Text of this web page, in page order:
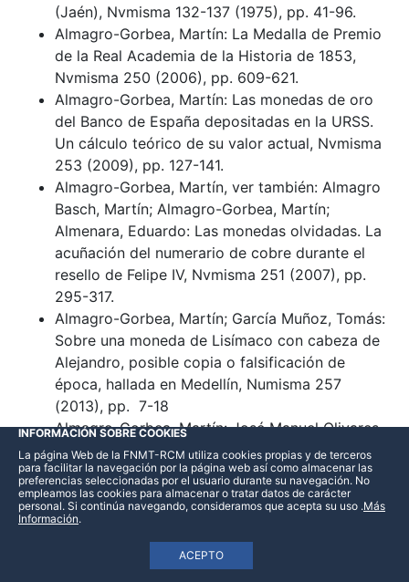
(Jaén), Nvmisma 132-137 (1975), pp. 41-96.
Almagro-Gorbea, Martín: La Medalla de Premio
de la Real Academia de la Historia de 1853,
Nvmisma 250 (2006), pp. 609-621.
Almagro-Gorbea, Martín: Las monedas de oro
del Banco de España depositadas en la URSS.
Un cálculo teórico de su valor actual, Nvmisma
253 (2009), pp. 127-141.
Almagro-Gorbea, Martín, ver también: Almagro
Basch, Martín; Almagro-Gorbea, Martín;
Almenara, Eduardo: Las monedas olvidadas. La
acuñación del numerario de cobre durante el
resello de Felipe IV, Nvmisma 251 (2007), pp.
295-317.
Almagro-Gorbea, Martín; García Muñoz, Tomás:
Sobre una moneda de Lisímaco con cabeza de
Alejandro, posible copia o falsificación de
época, hallada en Medellín, Numisma 257
(2013), pp. 7-18
Almagro-Gorbea, Martín: José Manuel Olivares
Abad, Acuñaciones a martillo de dominio
español. Milán, Nápoles, Sicilia y Cerdeña
(Desde Carlos V a Carlos III pretendiente). Tomo
I (con una Introducción del Ilmo. Sr. D. Jesús
Vico Monteoliva y Datos históricos de. Ilmo. Sr.
D. José María de Francisco Olmos) (Recensión),
INFORMACIÓN SOBRE COOKIES
La página Web de la FNMT-RCM utiliza cookies propias y de terceros
para facilitar la navegación por la página web así como almacenar las
preferencias seleccionadas por el usuario durante su navegación. No
empleamos las cookies para almacenar o tratar datos de carácter
personal. Si continúa navegando, consideramos que acepta su uso
ACEPTO
.Más
Información.